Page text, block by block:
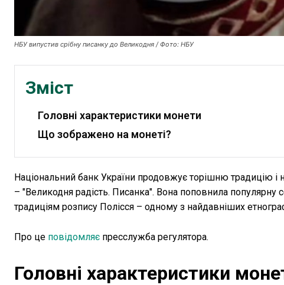
НБУ випустив срібну писанку до Великодня / Фото: НБУ
Зміст
Головні характеристики монети
Що зображено на монеті?
Національний банк України продовжує торішню традицію і
– "Великодня радість. Писанка". Вона поповнила
традиціям розпису Полісся – одному з найдавніших
Про це повідомляє пресслужба регулятора.
Головні характеристики